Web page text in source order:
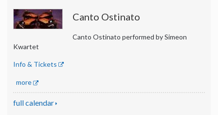
Canto Ostinato
Canto Ostinato performed by Simeon
Kwartet
Info & Tickets
more
full calendar